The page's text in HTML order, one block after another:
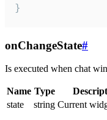
}
onChangeState#
Is executed when chat
Name Type
state
string Current